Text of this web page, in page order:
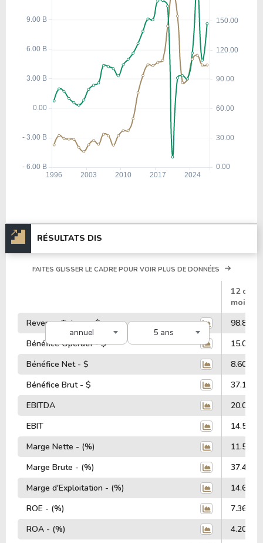
RÉSULTATS DIS
annuel 5 ans
FAITES GLISSER LE CADRE POUR VOIR PLUS DE DONNÉES
12
mois
Revenus Totaux - $
98.86
Bénéfice Opératif - $
15.03
Bénéfice Net - $
8.60
Bénéfice Brut - $
37.17
EBITDA
20.07
EBIT
14.55
Marge Nette - (%)
11.54%
Marge Brute - (%)
37.45%
Marge d'Exploitation - (%)
14.60%
ROE - (%)
7.36%
ROA - (%)
4.20%